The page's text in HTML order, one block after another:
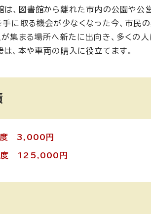
は、図書館から離れた市内の公園や公
手に取る機会が少なくなった今、市民
が集まる場所へ新たに出向き、多くの
、本や車両の購入に役立てます。
度 3,000円
度 125,000円